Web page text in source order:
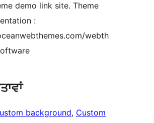
demo link site. Theme
:
webth
background, Custom